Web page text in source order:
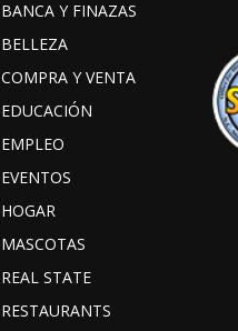
BANCA Y FINAZAS
BELLEZA
COMPRA Y VENTA
EDUCACIÓN
EMPLEO
EVENTOS
HOGAR
MASCOTAS
REAL STATE
RESTAURANTS